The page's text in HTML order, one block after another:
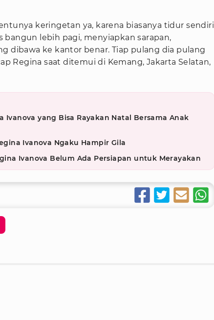
keringetan ya, karena biasanya tidur sendiri
bangun lebih pagi, menyiapkan sarapan,
dibawa ke kantor benar. Tiap pulang dia pulang
Regina saat ditemui di Kemang, Jakarta Selatan,
Ivanova yang Bisa Rayakan Natal Bersama Anak
Ivanova Ngaku Hampir Gila
Ivanova Belum Ada Persiapan untuk Merayakan